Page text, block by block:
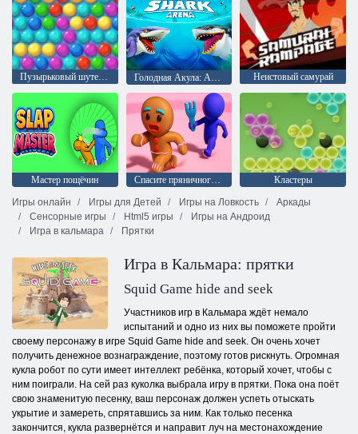
Пузырьковый шутер Аркада Голодная Акула: Арена Неистовый самурай
Мастер пощёчин Спасите пряничного человечка
Кластеры
Игры онлайн
Игры для Детей Игры на Ловкость
Аркады
Сенсорные игры
Html5 игры
Игры на Андроид
Игра в кальмара
Прятки
Игра в Кальмара: прятки
Squid Game hide and seek
Участников игр в Кальмара ждёт немало
испытаний и одно из них вы поможете пройти
своему персонажу в игре Squid Game hide and seek. Он очень хочет
получить денежное вознаграждение, поэтому готов рискнуть. Огромная
кукла робот по сути имеет интеллект ребёнка, который хочет, чтобы с
ним поиграли. На сей раз куколка выбрала игру в прятки. Пока она поёт
свою знаменитую песенку, ваш персонаж должен успеть отыскать
укрытие и замереть, спрятавшись за ним. Как только песенка
закончится, кукла развернётся и направит луч на местонахождение